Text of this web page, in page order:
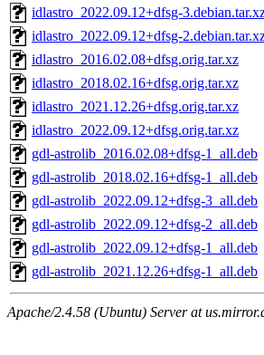
idlastro_2022.09.12+dfsg-
idlastro_2022.09.12+dfsg-
idlastro_2016.02.08+dfsg.orig.tar.xz
idlastro_2018.02.16+dfsg.orig.tar.xz
idlastro_2021.12.26+dfsg.orig.tar.xz
idlastro_2022.09.12+dfsg.orig.tar.xz
gdl-astrolib_2016.02.08+dfsg-1_all.deb
gdl-astrolib_2018.02.16+dfsg-1_all.deb
gdl-astrolib_2022.09.12+dfsg-3_all.deb
gdl-astrolib_2022.09.12+dfsg-2_all.deb
gdl-astrolib_2022.09.12+dfsg-1_all.deb
gdl-astrolib_2021.12.26+dfsg-1_all.deb
Apache/2.4.58 (Ubuntu) Server at